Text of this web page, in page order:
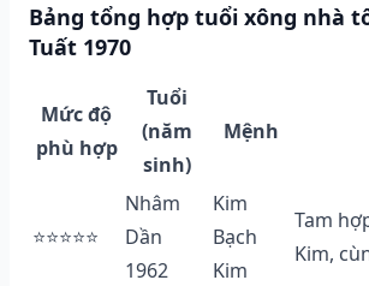
Bảng tổng hợp tuổi xông nhà
Tuất 1970
Mức độ
phù hợp
Tuổi
(năm
sinh)
Mệnh
⭐⭐⭐⭐⭐
Nhâm
Dần
1962
Kim
Bạch
Kim
Tam
Kim,